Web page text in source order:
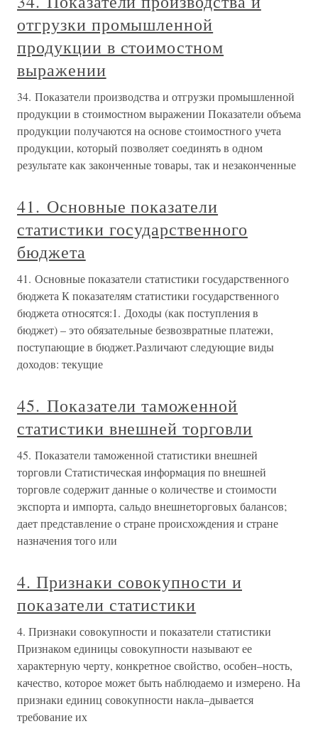
отгрузки промышленной
продукции в стоимостном
выражении
34. Показатели производства и отгрузки промышленной
продукции в стоимостном выражении Показатели объема
продукции получаются на основе стоимостного учета
продукции, который позволяет соединять в одном
результате как законченные товары, так и незаконченные
41. Основные показатели
статистики государственного
бюджета
41. Основные показатели статистики государственного
бюджета К показателям статистики государственного
бюджета относятся:1. Доходы (как поступления в
бюджет) – это обязательные безвозвратные платежи,
поступающие в бюджет.Различают следующие виды
доходов: текущие
45. Показатели таможенной
статистики внешней торговли
45. Показатели таможенной статистики внешней
торговли Статистическая информация по внешней
торговле содержит данные о количестве и стоимости
экспорта и импорта, сальдо внешнеторговых балансов;
дает представление о стране происхождения и стране
назначения того или
4. Признаки совокупности и
показатели статистики
4. Признаки совокупности и показатели статистики
Признаком единицы совокупности называют ее
характерную черту, конкретное свойство, особен–ность,
качество, которое может быть наблюдаемо и измерено. На
признаки единиц совокупности накла–дывается
требование их